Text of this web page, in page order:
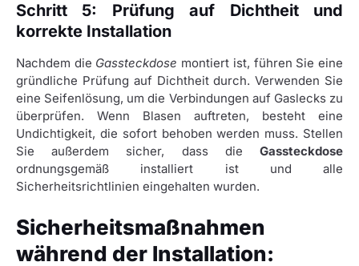
Schritt 5: Prüfung auf Dichtheit und
korrekte Installation
Nachdem die Gassteckdose montiert ist, führen Sie eine
gründliche Prüfung auf Dichtheit durch. Verwenden Sie
eine Seifenlösung, um die Verbindungen auf Gaslecks zu
überprüfen. Wenn Blasen auftreten, besteht eine
Undichtigkeit, die sofort behoben werden muss. Stellen
Sie außerdem sicher, dass die Gassteckdose
ordnungsgemäß installiert ist und alle
Sicherheitsrichtlinien eingehalten wurden.
Sicherheitsmaßnahmen
während der Installation: